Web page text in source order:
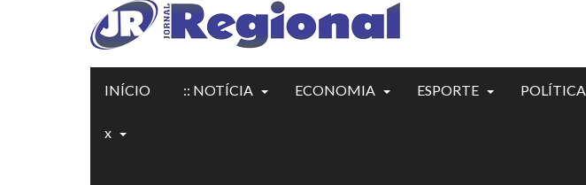
INÍCIO :: NOTÍCIA ECONOMIA ESPORTE POLÍTICA
x